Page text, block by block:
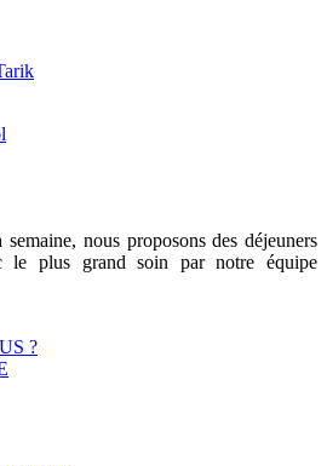
nous proposons des déjeuners
le plus grand soin par notre équipe
?